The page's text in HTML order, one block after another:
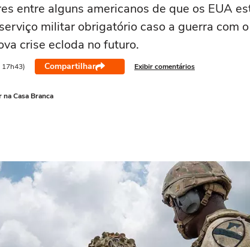
entre alguns americanos de que os EUA
militar obrigatório caso a guerra com
crise ecloda no futuro.
17h43) Compartilhar Exibir comentários
Casa Branca